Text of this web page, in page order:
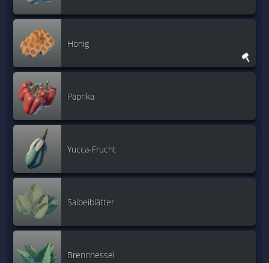
Honig
Paprika
Yucca-Frucht
Salbeiblätter
Brennnessel